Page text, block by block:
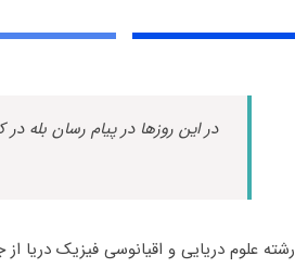
در این روزها در پیام رسان بله در
رشته علوم دریایی و اقیانوسی فیزیک